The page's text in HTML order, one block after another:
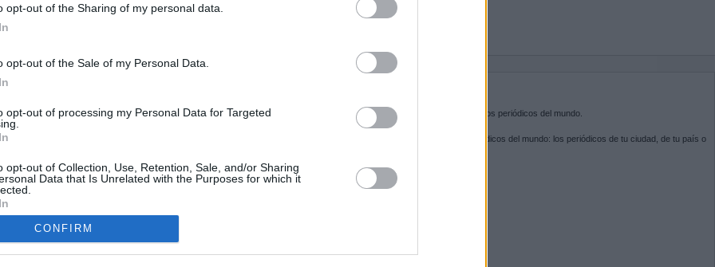
opt-out of the Sharing of my personal data.
opt-out of the Sale of my Personal Data.
opt-out of processing my Personal Data for Targeted
opt-out of Collection, Use, Retention, Sale, and/or Sharing
Data that Is Unrelated with the Purposes for which it
CONFIRM
la alerta en Ceuta y estrecha la coordinación con Marruecos
a cruzar la frontera
sobre el PP por la acogida de los menores de Ceuta en las
gobiernan en coalición
a los menores migrantes
y ADN: dentro de la oficina que busca a los desaparecidos de
Kiosko.net es la puerta de entrada a los periódicos del mundo.
Navega por las portadas de los periódicos del mundo: los periódicos de tu ciudad, de tu país o
SÍGUENOS